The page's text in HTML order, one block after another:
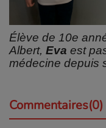
Élève de 10e
Albert, Eva est
médecine depuis
Commentaires(0)